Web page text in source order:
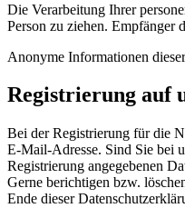
Die Verarbeitung Ihrer
Person zu ziehen. Empfänger
Anonyme Informationen
Registrierung auf
Bei der Registrierung für die
E-Mail-Adresse. Sind Sie bei
Registrierung angegebenen
Gerne berichtigen bzw.
Ende dieser